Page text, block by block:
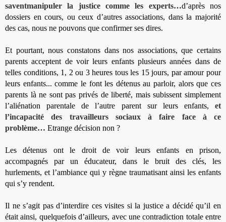
saventmanipuler la justice comme les experts…d’après nos
dossiers en cours, ou ceux d’autres associations, dans la majorité
des cas, nous ne pouvons que confirmer ses dires.
Et pourtant, nous constatons dans nos associations, que certains
parents acceptent de voir leurs enfants plusieurs années dans de
telles conditions, 1, 2 ou 3 heures tous les 15 jours, par amour pour
leurs enfants... comme le font les détenus au parloir, alors que ces
parents là ne sont pas privés de liberté, mais subissent simplement
l’aliénation parentale de l’autre parent sur leurs enfants, et
l’incapacité des travailleurs sociaux à faire face à ce
problème… Etrange décision non ?
Les détenus ont le droit de voir leurs enfants en prison,
accompagnés par un éducateur, dans le bruit des clés, les
hurlements, et l’ambiance qui y règne traumatisant ainsi les enfants
qui s’y rendent.
Il ne s’agit pas d’interdire ces visites si la justice a décidé qu’il en
était ainsi, quelquefois d’ailleurs, avec une contradiction totale entre